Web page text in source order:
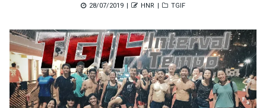
Posted
28/07/2019 Author
HNR Categories
TGIF